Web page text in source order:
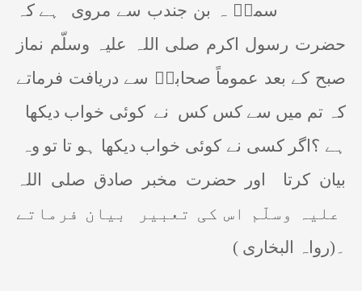
سمرؓ ہ بن جندب سے مروی
ہے کہ
حضرت رسول اکرم صلی اللہ علیہ وسلّم نماز
صبح کے بعد عموماً صحابہؓ سے دریافت فرماتے
کہ تم میں سے کس کس نے کوئی خواب دیکھا
ہے ؟اگر کسی نے کوئی خواب دیکھا ہو تا تو وہ
بیان کرتا
اور حضرت مخبر صادق صلی اللہ
علیہ وسلّم اس کی تعبیر
بیان فرماتے
۔ (رواہ البخاری )